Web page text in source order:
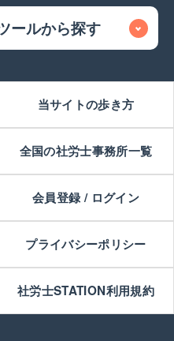
ールから探す
当サイトの歩き方
全国の社労士事務所一覧
会員登録 / ログイン
プライバシーポリシー
社労士STATION利用規約